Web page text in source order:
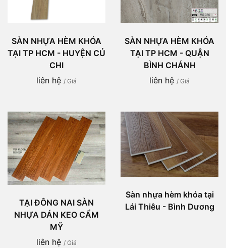
SÀN NHỰA HÈM KHÓA
TẠI TP HCM - HUYỆN CỦ
CHI
liên hệ / Giá
SÀN NHỰA HÈM KHÓA
TẠI TP HCM - QUẬN
BÌNH CHÁNH
liên hệ / Giá
TẠI ĐÔNG NAI SÀN
NHỰA DÁN KEO CẨM
MỸ
liên hệ / Giá
Sàn nhựa hèm khóa tại
Lái Thiêu - Bình Dương